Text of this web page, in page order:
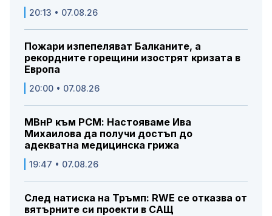
20:13 • 07.08.26
Пожари изпепеляват Балканите, а
рекордните горещини изострят кризата в
Европа
20:00 • 07.08.26
МВнР към РСМ: Настояваме Ива
Михаилова да получи достъп до
адекватна медицинска грижа
19:47 • 07.08.26
След натиска на Тръмп: RWE се отказва от
вятърните си проекти в САЩ